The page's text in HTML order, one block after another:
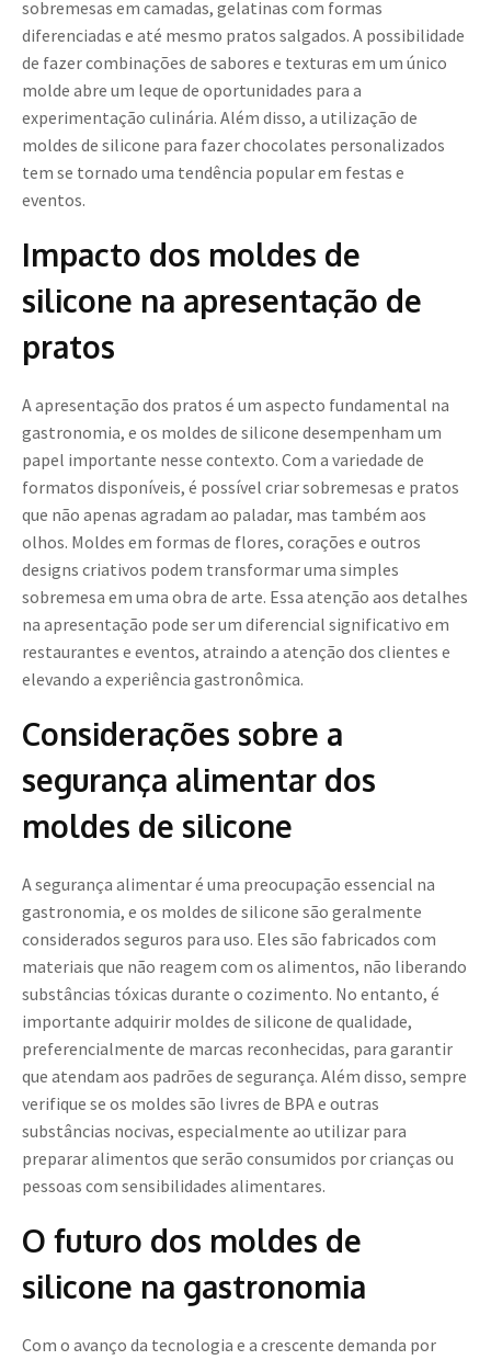
sobremesas em camadas, gelatinas com formas
diferenciadas e até mesmo pratos salgados. A possibilidade
de fazer combinações de sabores e texturas em um único
molde abre um leque de oportunidades para a
experimentação culinária. Além disso, a utilização de
moldes de silicone para fazer chocolates personalizados
tem se tornado uma tendência popular em festas e
eventos.
Impacto dos moldes de
silicone na apresentação de
pratos
A apresentação dos pratos é um aspecto fundamental na
gastronomia, e os moldes de silicone desempenham um
papel importante nesse contexto. Com a variedade de
formatos disponíveis, é possível criar sobremesas e pratos
que não apenas agradam ao paladar, mas também aos
olhos. Moldes em formas de flores, corações e outros
designs criativos podem transformar uma simples
sobremesa em uma obra de arte. Essa atenção aos detalhes
na apresentação pode ser um diferencial significativo em
restaurantes e eventos, atraindo a atenção dos clientes e
elevando a experiência gastronômica.
Considerações sobre a
segurança alimentar dos
moldes de silicone
A segurança alimentar é uma preocupação essencial na
gastronomia, e os moldes de silicone são geralmente
considerados seguros para uso. Eles são fabricados com
materiais que não reagem com os alimentos, não liberando
substâncias tóxicas durante o cozimento. No entanto, é
importante adquirir moldes de silicone de qualidade,
preferencialmente de marcas reconhecidas, para garantir
que atendam aos padrões de segurança. Além disso, sempre
verifique se os moldes são livres de BPA e outras
substâncias nocivas, especialmente ao utilizar para
preparar alimentos que serão consumidos por crianças ou
pessoas com sensibilidades alimentares.
O futuro dos moldes de
silicone na gastronomia
Com o avanço da tecnologia e a crescente demanda por